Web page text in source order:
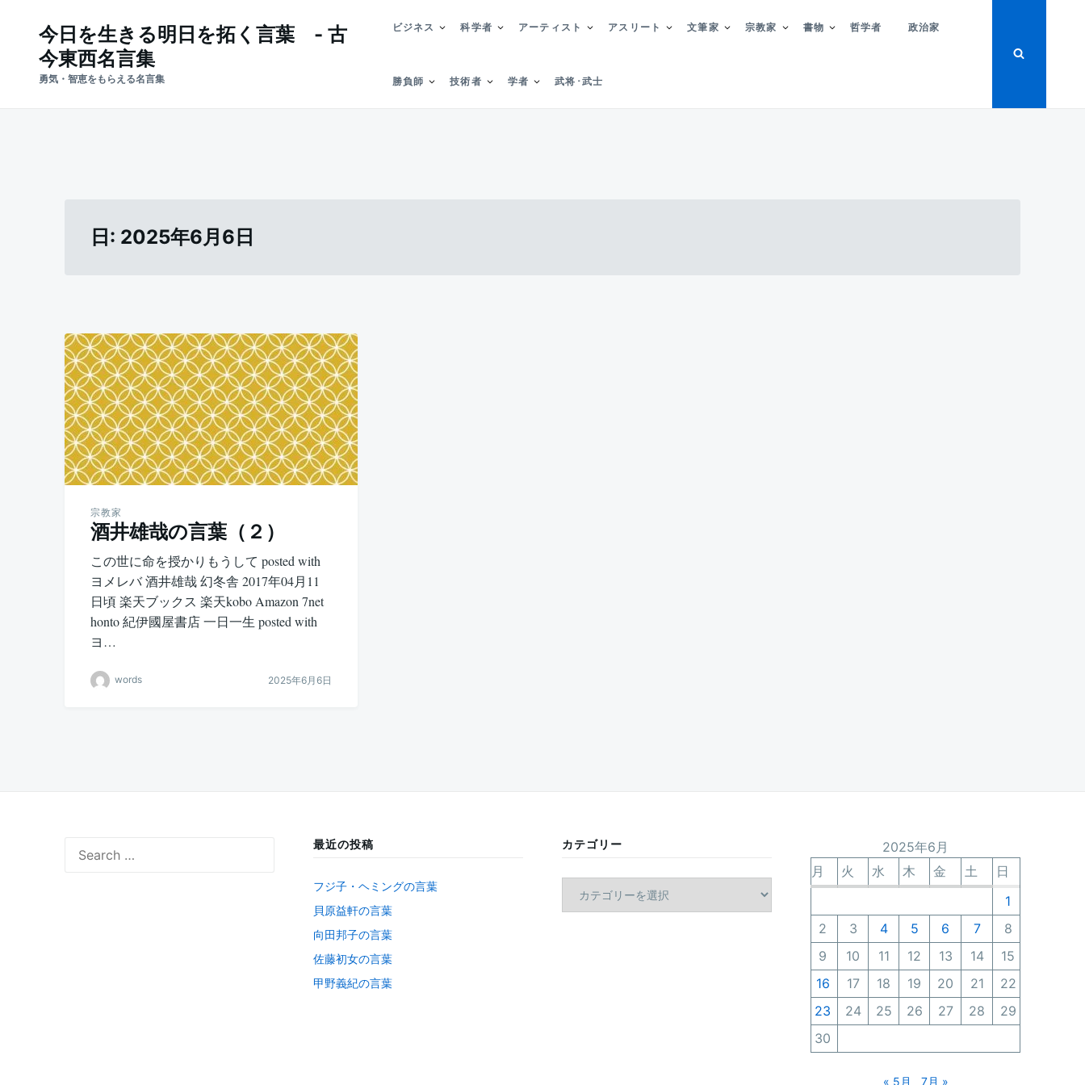
content
for:
今日を生きる明日を拓く言葉 - 古
今東西名言集
勇気・智恵をもらえる名言集
ビジネス 科学者 アーティスト アスリート 文筆家 宗教家 書物 哲学者 政治家
勝負師 技術者 学者 武将･武士
日: 2025年6月6日
宗教家
酒井雄哉の言葉（２）
この世に命を授かりもうして posted with
ヨメレバ 酒井雄哉 幻冬舎 2017年04月11
日頃 楽天ブックス 楽天kobo Amazon 7net
honto 紀伊國屋書店 一日一生 posted with
ヨ…
words 2025年6月6日
for:
最近の投稿
フジ子・ヘミングの言葉
貝原益軒の言葉
向田邦子の言葉
佐藤初女の言葉
甲野義紀の言葉
カテゴリー
2025年6月
月
火 水 木 金 土
日
1
2
3 4 5 6 7
8
9
10 11 12 13 14
15
16
17 18 19 20 21
22
23
24 25 26 27 28
29
30
« 5月 7月 »